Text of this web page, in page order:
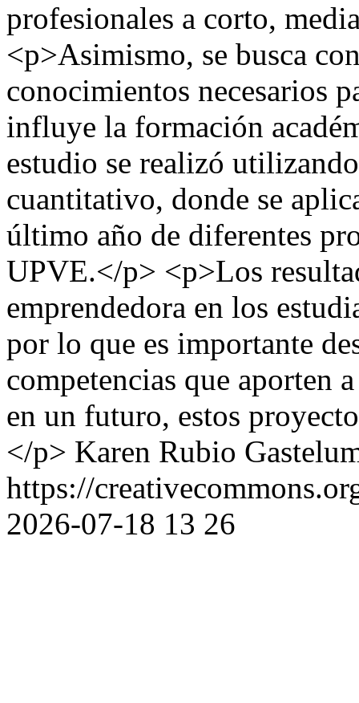
profesionales a corto,
<p>Asimismo, se busca
conocimientos necesarios
influye la formación
estudio se realizó
cuantitativo, donde se
último año de diferentes
UPVE.</p> <p>Los
emprendedora en los
por lo que es importante
competencias que aporten
en un futuro, estos
</p> Karen Rubio
https://
2026-07-18 13 26